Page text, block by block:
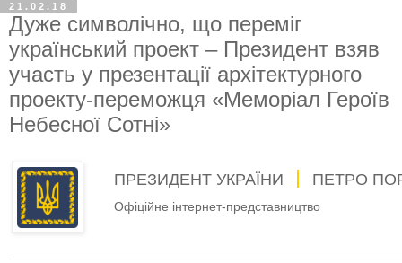
21.02.18
Дуже символічно, що переміг
український проект – Президент взяв
участь у презентації архітектурного
проекту-переможця «Меморіал Героїв
Небесної Сотні»
ПРЕЗИДЕНТ УКРАЇНИ ПЕТРО
Офіційне інтернет-представництво